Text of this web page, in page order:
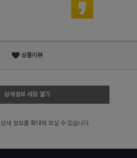
상품리뷰
상세정보 새창 열기
상세 정보를 확대해 보실 수 있습니다.